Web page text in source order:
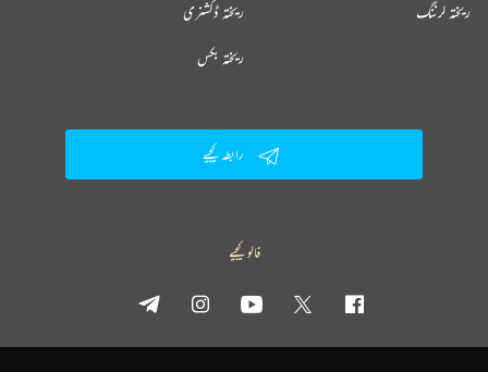
ریختہ ڈکشنری ریختہ لرننگ
ریختہ بکس
رابطہ کیجیے
فالو کیجیے